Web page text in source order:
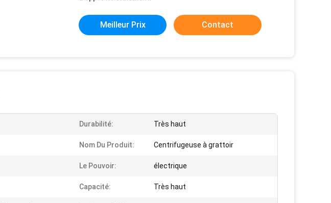
Meilleur Prix Contact
Durabilité: Très haut
Nom Du Produit: Centrifugeuse à grattoir
Le Pouvoir: électrique
Capacité: Très haut